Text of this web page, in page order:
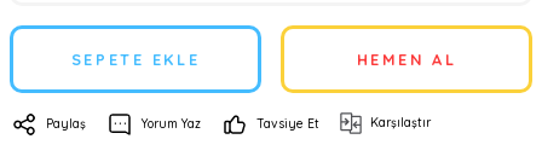
SEPETE EKLE HEMEN AL
Paylaş Yorum Yaz Tavsiye Et Karşılaştır